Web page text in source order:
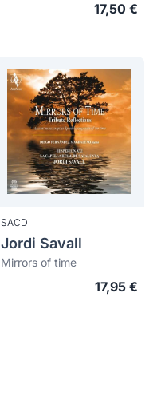
17,50 €
SACD
Jordi Savall
Mirrors of time
17,95 €